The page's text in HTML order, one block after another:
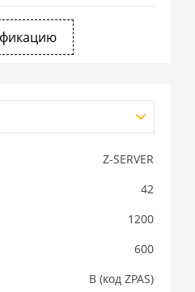
Z-SERVER
42
1200
600
B (код ZPAS)